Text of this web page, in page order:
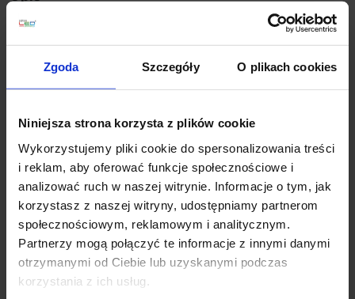
Zgoda Szczegóły O plikach cookies
Niniejsza strona korzysta z plików cookie
Wykorzystujemy pliki cookie do spersonalizowania treści
i reklam, aby oferować funkcje społecznościowe i
analizować ruch w naszej witrynie. Informacje o tym, jak
korzystasz z naszej witryny, udostępniamy partnerom
społecznościowym, reklamowym i analitycznym.
Partnerzy mogą połączyć te informacje z innymi danymi
otrzymanymi od Ciebie lub uzyskanymi podczas
korzystania z ich usług.
ASTRO GAUDI 1385002, 1385003to elegancka lampa
ścienna. Wykonana jest z metalu w kolorze matowego
niklu lub brązu. Do lampy pasują 4 abażury SEMI DRUM
stopień szczelności IP20, który umożliwia montaż
wewnątrz budynków, a także w łazience w strefie 3.
Oprawa jako źródło światła wykorzystuję żarówkę E27,
o mocy max. 60W. Istnieje możliwość zastąpienia
tradycyjnego źródła światła, żarówką
energooszczędną lub wykonaną w technologii LED.
Kinkiet wraz z abażurem Semi Drum 320 sprawi, że
wnętrze nabierze klasy i elegancji.
Parametry techniczne: